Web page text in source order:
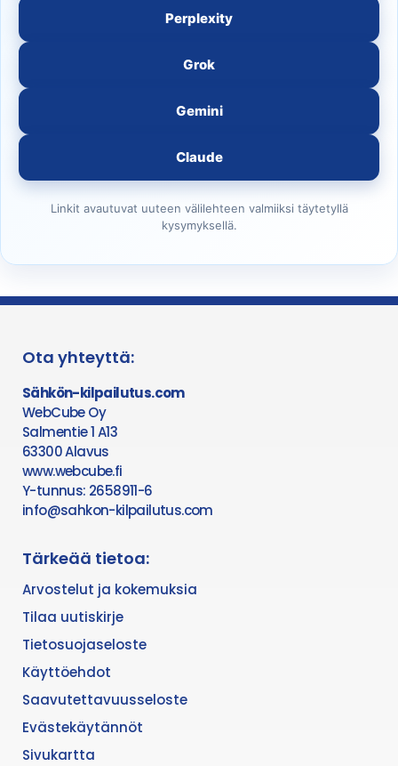
Perplexity
Grok
Gemini
Claude
Linkit avautuvat uuteen välilehteen valmiiksi täytetyllä
kysymyksellä.
Ota yhteyttä:
Sähkön-kilpailutus.com
WebCube Oy
Salmentie 1 A13
63300 Alavus
www.webcube.fi
Y-tunnus: 2658911-6
info@sahkon-kilpailutus.com
Tärkeää tietoa:
Arvostelut ja kokemuksia
Tilaa uutiskirje
Tietosuojaseloste
Käyttöehdot
Saavutettavuusseloste
Evästekäytännöt
Sivukartta